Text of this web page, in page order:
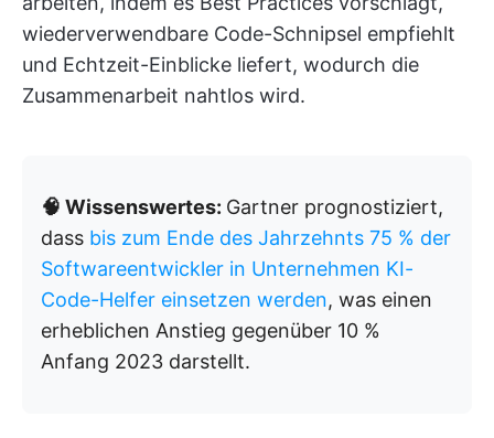
wiederverwendbare Code-Schnipsel empfiehlt
und Echtzeit-Einblicke liefert, wodurch die
Zusammenarbeit nahtlos wird.
🧠 Wissenswertes: Gartner prognostiziert,
dass bis zum Ende des Jahrzehnts 75 % der
Softwareentwickler in Unternehmen KI-
Code-Helfer einsetzen werden, was einen
erheblichen Anstieg gegenüber 10 %
Anfang 2023 darstellt.